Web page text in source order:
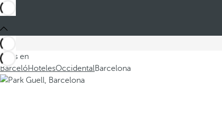
Estás en
BarcelóHotelesOccidentalBarcelona